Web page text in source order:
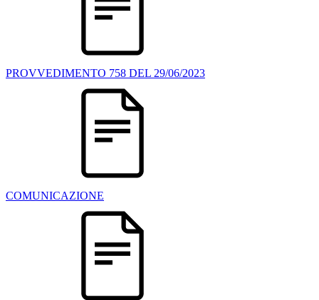
PROVVEDIMENTO 758 DEL 29/06/2023
COMUNICAZIONE